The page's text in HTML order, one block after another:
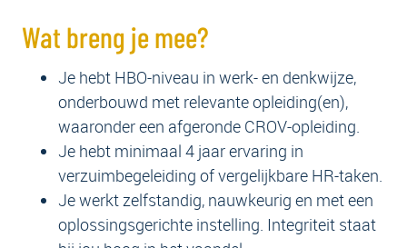
Wat breng je mee?
Je hebt HBO-niveau in werk- en denkwijze,
onderbouwd met relevante opleiding(en),
waaronder een afgeronde CROV-opleiding.
Je hebt minimaal 4 jaar ervaring in
verzuimbegeleiding of vergelijkbare HR-taken.
Je werkt zelfstandig, nauwkeurig en met een
oplossingsgerichte instelling. Integriteit staat